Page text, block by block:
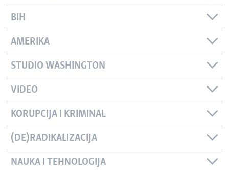
BIH
AMERIKA
STUDIO WASHINGTON
VIDEO
KORUPCIJA I KRIMINAL
(DE)RADIKALIZACIJA
NAUKA I TEHNOLOGIJA